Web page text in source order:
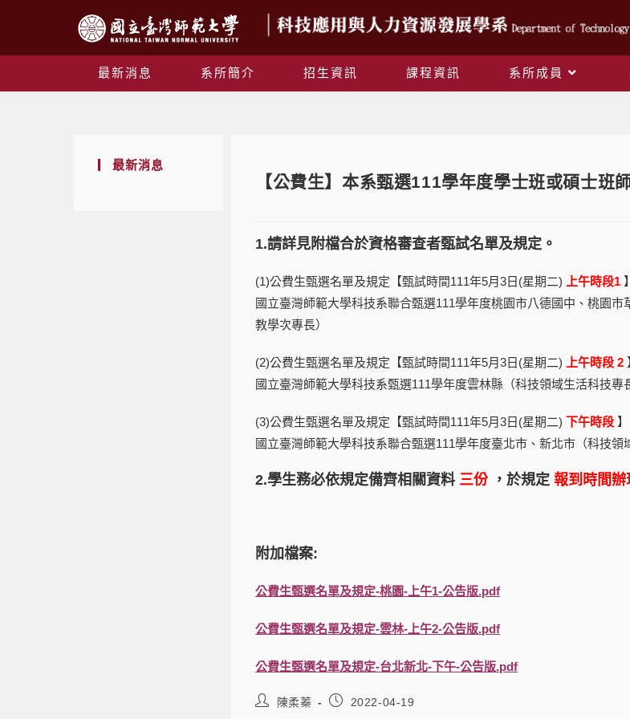
最新消息 系所簡介 招生資訊 課程資訊 系所成員
最新消息
【公費生】本系甄選111學年度學士班或碩士
1.請詳見附檔合於資格審查者甄試名單及規定。
(1)公費生甄選名單及規定【甄試時間111年5月3日(星期二) 上午時段1
國立臺灣師範大學科技系聯合甄選111學年度桃園市八德國中、桃園
教學次專長）
(2)公費生甄選名單及規定【甄試時間111年5月3日(星期二) 上午時段 2
國立臺灣師範大學科技系甄選111學年度雲林縣（科技領域生活科技專
(3)公費生甄選名單及規定【甄試時間111年5月3日(星期二) 下午時段 】
國立臺灣師範大學科技系聯合甄選111學年度臺北市、新北市（科技領
2.學生務必依規定備齊相關資料三份 ，於規定 報到時間辦
附加檔案:
公費生甄選名單及規定-桃園-上午1-公告版.pdf
公費生甄選名單及規定-雲林-上午2-公告版.pdf
公費生甄選名單及規定-台北新北-下午-公告版.pdf
陳柔蓁 2022-04-19